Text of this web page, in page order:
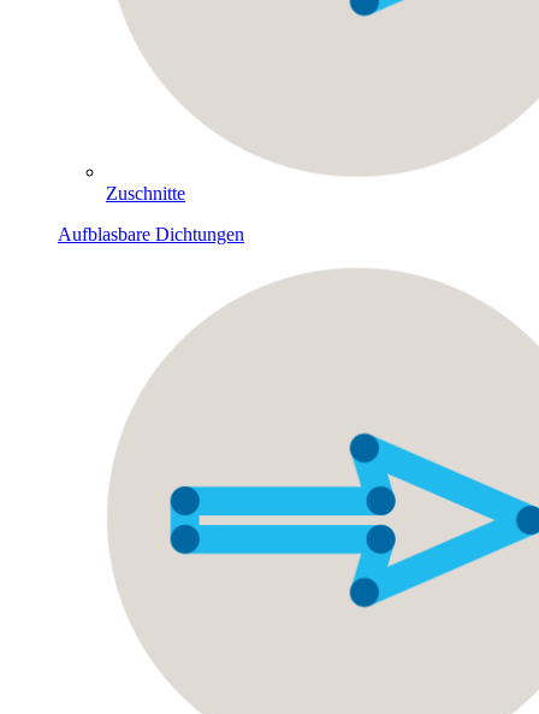
Zuschnitte
Aufblasbare Dichtungen